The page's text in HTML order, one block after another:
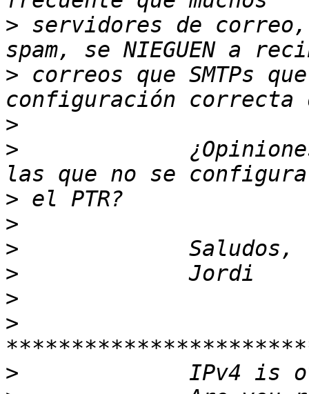
> servidores de
> correos que SMTPs
>
>
>
>
>
>
>
>
>